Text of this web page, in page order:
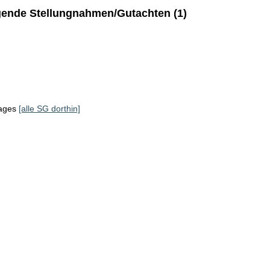
Stellungnahmen/Gutachten (1)
[alle SG dorthin]